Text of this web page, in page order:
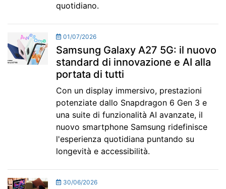
quotidiano.
01/07/2026
Samsung Galaxy A27 5G: il nuovo
standard di innovazione e AI alla
portata di tutti
Con un display immersivo, prestazioni
potenziate dallo Snapdragon 6 Gen 3 e
una suite di funzionalità AI avanzate, il
nuovo smartphone Samsung ridefinisce
l'esperienza quotidiana puntando su
longevità e accessibilità.
30/06/2026